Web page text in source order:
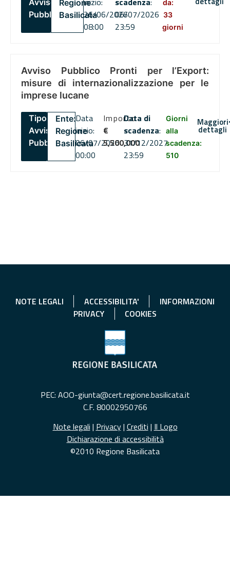
Avviso
Pubblico
Regione
Basilicata26/06/2026
08:00
06/07/2026
23:59
da:
33
giorni
Avviso Pubblico Pronti per l’Export:
misure di internazionalizzazione per le
imprese lucane
Tipo:
Avviso
Pubblico
Ente:
Regione
Basilicata
Data
inizio:
06/07/2026
00:00
Importo
€
5,500,000
Data di
scadenza:
31/12/2027
23:59
Giorni
alla
scadenza:
510
Maggiori
dettagli
NOTE LEGALI ACCESSIBILITA'
INFORMAZIONI
PRIVACY
COOKIES
PEC: AOO-giunta@cert.regione.basilicata.it
C.F. 80002950766
Note legali | Privacy| Crediti | Il Logo
Dichiarazione di accessibilità
©2010 Regione Basilicata